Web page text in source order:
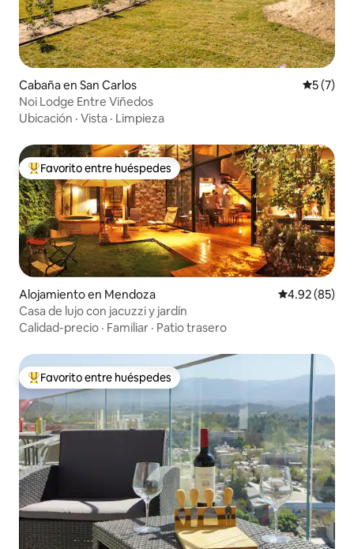
Cabaña en San Carlos
5 (7)
Noi Lodge Entre Viñedos
Ubicación · Vista · Limpieza
Favorito entre huéspedes preferido
Favorito entre huéspedes
Alojamiento en Mendoza Calificación
4.92 (85)
Casa de lujo con jacuzzi y jardín
Calidad-precio · Familiar · Patio trasero
Favorito entre huéspedes preferido
Favorito entre huéspedes